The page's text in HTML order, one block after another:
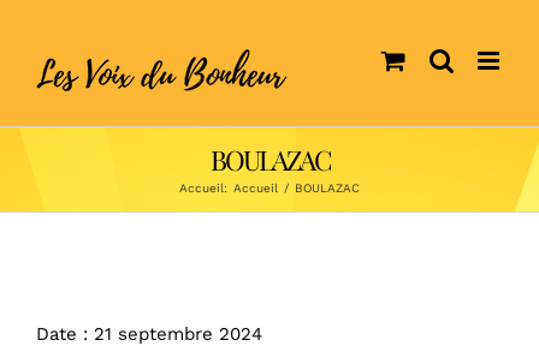
content
BOULAZAC
Accueil: Accueil / BOULAZAC
Date : 21 septembre 2024